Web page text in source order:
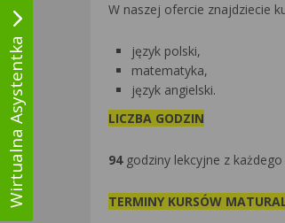
W naszej ofercie znajdziecie
język polski,
matematyka,
język angielski.
LICZBA GODZIN
94 godziny lekcyjne z
TERMINY KURSÓW
Wirtualna Asystentka